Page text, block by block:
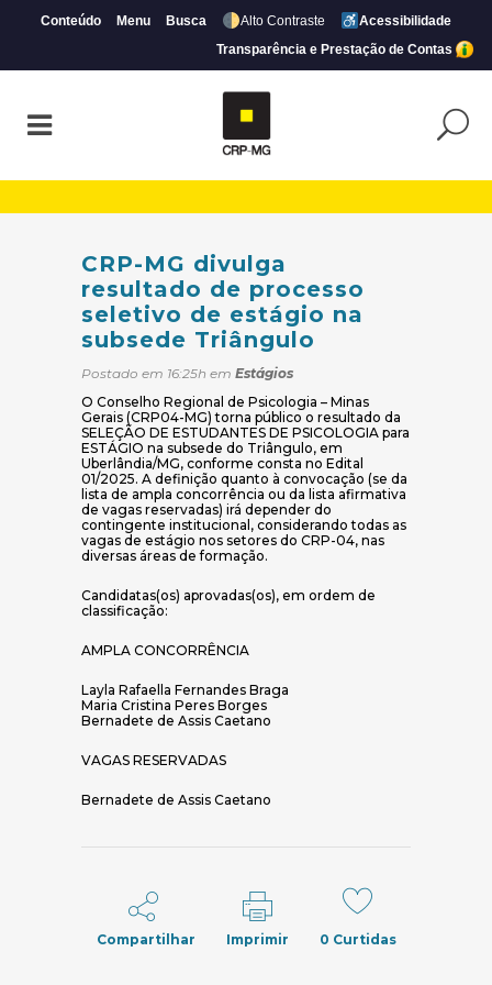
Conteúdo Menu Busca Alto Contraste
Acessibilidade
Transparência e Prestação de Contas
CRP-MG divulga
resultado de processo
seletivo de estágio na
subsede Triângulo
Postado em 16:25h em Estágios
O Conselho Regional de Psicologia – Minas
Gerais (CRP04-MG) torna público o resultado da
SELEÇÃO DE ESTUDANTES DE PSICOLOGIA para
ESTÁGIO na subsede do Triângulo, em
Uberlândia/MG, conforme consta no Edital
01/2025. A definição quanto à convocação (se da
lista de ampla concorrência ou da lista afirmativa
de vagas reservadas) irá depender do
contingente institucional, considerando todas as
vagas de estágio nos setores do CRP-04, nas
diversas áreas de formação.
Candidatas(os) aprovadas(os), em ordem de
classificação:
AMPLA CONCORRÊNCIA
Layla Rafaella Fernandes Braga
Maria Cristina Peres Borges
Bernadete de Assis Caetano
VAGAS RESERVADAS
Bernadete de Assis Caetano
Compartilhar Imprimir 0 Curtidas